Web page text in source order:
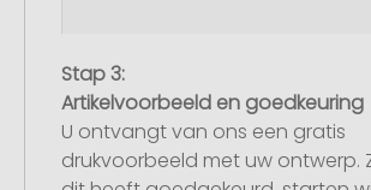
Stap 3:
Artikelvoorbeeld en goedkeuring
U ontvangt van ons een gratis
drukvoorbeeld met uw ontwerp.